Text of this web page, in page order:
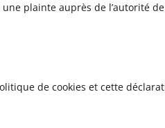
plainte auprès de l’autorité
de cookies et cette